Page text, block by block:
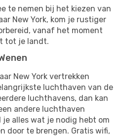
te nemen bij het kiezen van
New York, kom je rustiger
vanaf het moment
tot je landt.
New York vertrekken
luchthaven van de
luchthavens, dan kan
andere luchthaven
alles wat je nodig hebt om
door te brengen. Gratis wifi,